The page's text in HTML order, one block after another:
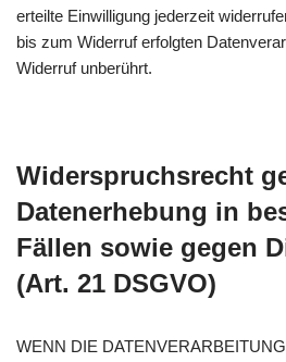
erteilte Einwilligung jederzeit
bis zum Widerruf erfolgten
Widerruf unberührt.
Widerspruchsrecht
Datenerhebung in
Fällen sowie gegen
(Art. 21 DSGVO)
WENN DIE